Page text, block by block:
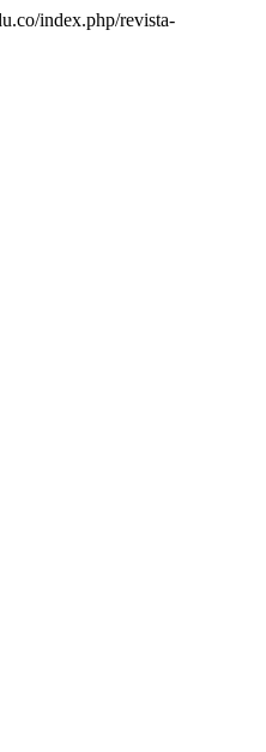
index.php/revista-